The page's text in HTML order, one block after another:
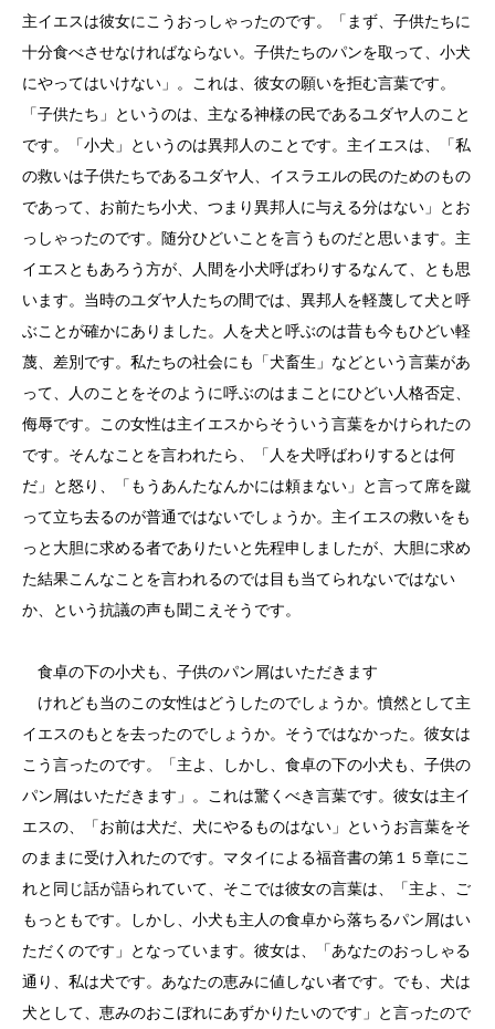
主イエスは彼女にこうおっしゃったのです。「まず、子供たちに
十分食べさせなければならない。子供たちのパンを取って、小犬
にやってはいけない」。これは、彼女の願いを拒む言葉です。
「子供たち」というのは、主なる神様の民であるユダヤ人のこと
です。「小犬」というのは異邦人のことです。主イエスは、「私
の救いは子供たちであるユダヤ人、イスラエルの民のためのもの
であって、お前たち小犬、つまり異邦人に与える分はない」とお
っしゃったのです。随分ひどいことを言うものだと思います。主
イエスともあろう方が、人間を小犬呼ばわりするなんて、とも思
います。当時のユダヤ人たちの間では、異邦人を軽蔑して犬と呼
ぶことが確かにありました。人を犬と呼ぶのは昔も今もひどい軽
蔑、差別です。私たちの社会にも「犬畜生」などという言葉があ
って、人のことをそのように呼ぶのはまことにひどい人格否定、
侮辱です。この女性は主イエスからそういう言葉をかけられたの
です。そんなことを言われたら、「人を犬呼ばわりするとは何
だ」と怒り、「もうあんたなんかには頼まない」と言って席を蹴
って立ち去るのが普通ではないでしょうか。主イエスの救いをも
っと大胆に求める者でありたいと先程申しましたが、大胆に求め
た結果こんなことを言われるのでは目も当てられないではない
か、という抗議の声も聞こえそうです。
食卓の下の小犬も、子供のパン屑はいただきます
けれども当のこの女性はどうしたのでしょうか。憤然として主
イエスのもとを去ったのでしょうか。そうではなかった。彼女は
こう言ったのです。「主よ、しかし、食卓の下の小犬も、子供の
パン屑はいただきます」。これは驚くべき言葉です。彼女は主イ
エスの、「お前は犬だ、犬にやるものはない」というお言葉をそ
のままに受け入れたのです。マタイによる福音書の第１５章にこ
れと同じ話が語られていて、そこでは彼女の言葉は、「主よ、ご
もっともです。しかし、小犬も主人の食卓から落ちるパン屑はい
ただくのです」となっています。彼女は、「あなたのおっしゃる
通り、私は犬です。あなたの恵みに値しない者です。でも、犬は
犬として、恵みのおこぼれにあずかりたいのです」と言ったので